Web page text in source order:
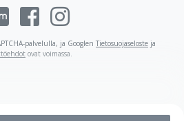
palvelulla, ja Googlen Tietosuojaseloste ja
ovat voimassa.